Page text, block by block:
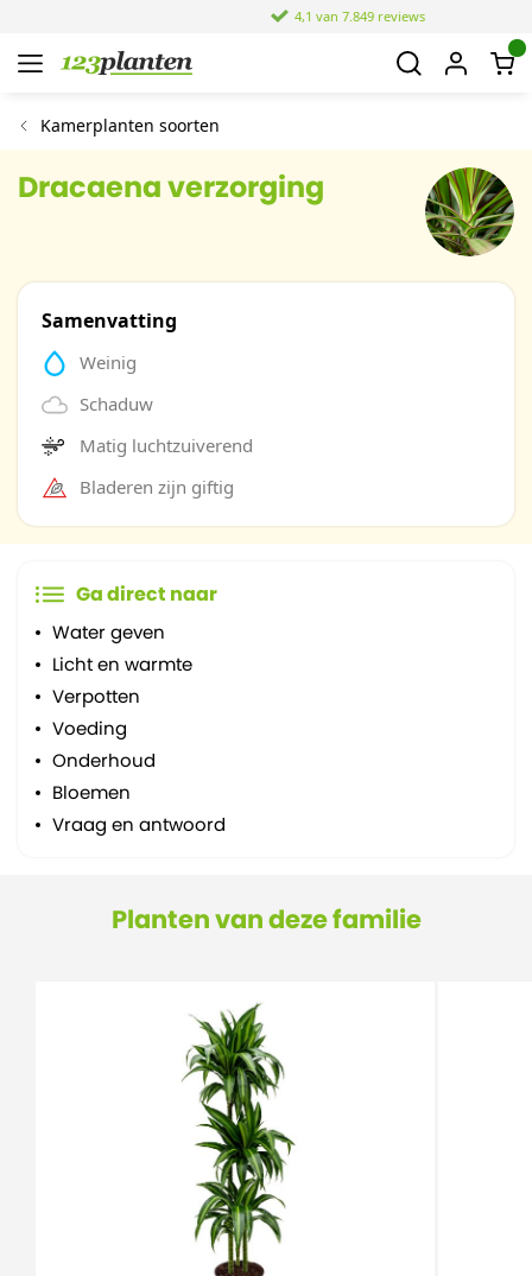
4,1 van 7.849 reviews
Kamerplanten soorten
Dracaena verzorging
Samenvatting
Weinig
Schaduw
Matig luchtzuiverend
Bladeren zijn giftig
Planten van deze familie
Ga direct naar
Water geven
Licht en warmte
Verpotten
Voeding
Onderhoud
Bloemen
Vraag en antwoord